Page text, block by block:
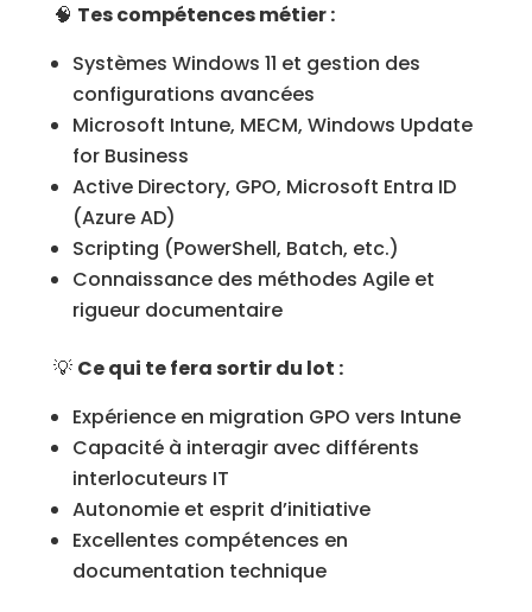
🧠 Tes compétences métier :
Systèmes Windows 11 et gestion des
configurations avancées
Microsoft Intune, MECM, Windows Update
for Business
Active Directory, GPO, Microsoft Entra ID
(Azure AD)
Scripting (PowerShell, Batch, etc.)
Connaissance des méthodes Agile et
rigueur documentaire
💡 Ce qui te fera sortir du lot :
Expérience en migration GPO vers Intune
Capacité à interagir avec différents
interlocuteurs IT
Autonomie et esprit d’initiative
Excellentes compétences en
documentation technique